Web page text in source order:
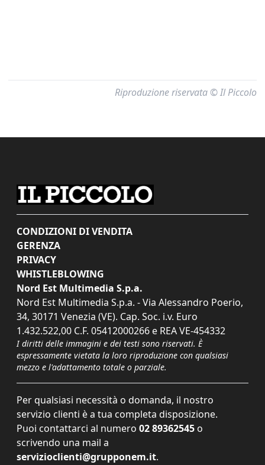
Riproduzione riservata © Il Piccolo
CONDIZIONI DI VENDITA
GERENZA
PRIVACY
WHISTLEBLOWING
Nord Est Multimedia S.p.a.
Nord Est Multimedia S.p.a. - Via Alessandro Poerio,
34, 30171 Venezia (VE). Cap. Soc. i.v. Euro
1.432.522,00 C.F. 05412000266 e REA VE-454332
I diritti delle immagini e dei testi sono riservati. È
espressamente vietata la loro riproduzione con qualsiasi
mezzo e l'adattamento totale o parziale.
Per qualsiasi necessità o domanda, il nostro
servizio clienti è a tua completa disposizione.
Puoi contattarci al numero 02 89362545 o
scrivendo una mail a
servizioclienti@grupponem.it.